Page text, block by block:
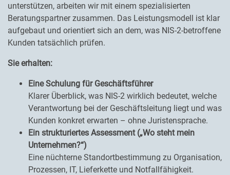
unterstützen, arbeiten wir mit einem spezialisierten
Beratungspartner zusammen. Das Leistungsmodell ist klar
aufgebaut und orientiert sich an dem, was NIS-2-betroffene
Kunden tatsächlich prüfen.
Sie erhalten:
Eine Schulung für Geschäftsführer
Klarer Überblick, was NIS-2 wirklich bedeutet, welche
Verantwortung bei der Geschäftsleitung liegt und was
Kunden konkret erwarten – ohne Juristensprache.
Ein strukturiertes Assessment („Wo steht mein
Unternehmen?“)
Eine nüchterne Standortbestimmung zu Organisation,
Prozessen, IT, Lieferkette und Notfallfähigkeit.